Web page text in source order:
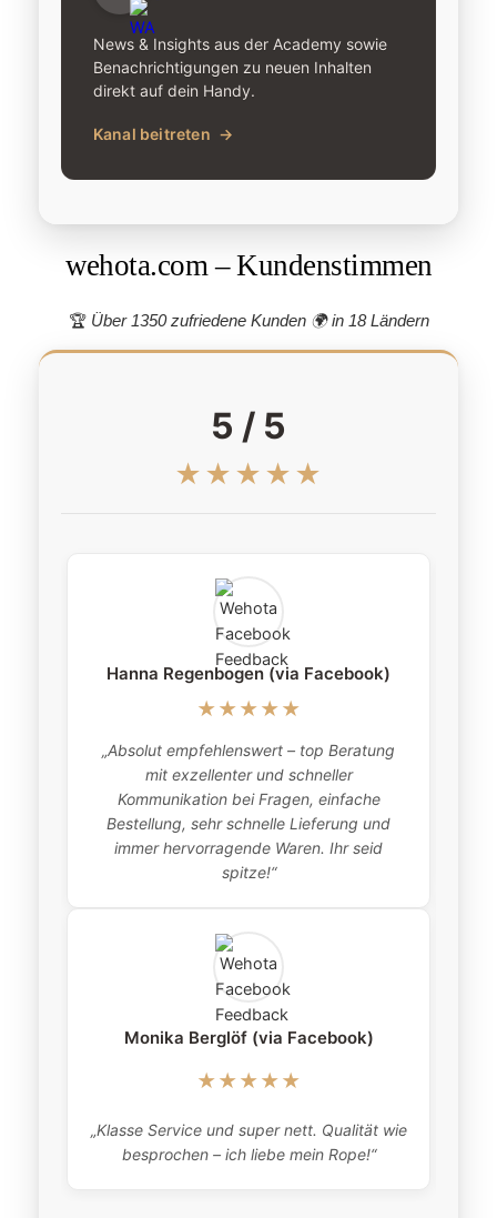
News & Insights aus der Academy sowie
Benachrichtigungen zu neuen Inhalten
direkt auf dein Handy.
Kanal beitreten →
wehota.com – Kundenstimmen
🏆 Über 1350 zufriedene Kunden 🌍 in 18 Ländern
5 / 5
★★★★★
Hanna Regenbogen (via Facebook)
★★★★★
„Absolut empfehlenswert – top Beratung
mit exzellenter und schneller
Kommunikation bei Fragen, einfache
Bestellung, sehr schnelle Lieferung und
immer hervorragende Waren. Ihr seid
spitze!“
Monika Berglöf (via Facebook)
★★★★★
„Klasse Service und super nett. Qualität wie
besprochen – ich liebe mein Rope!“